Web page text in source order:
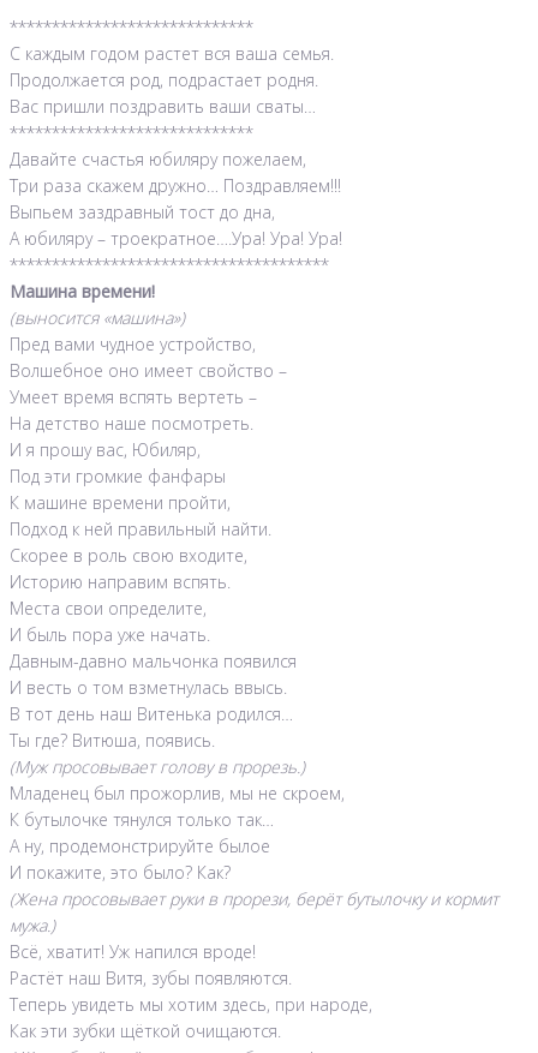
*****************************
С каждым годом растет вся ваша семья.
Продолжается род, подрастает родня.
Вас пришли поздравить ваши сваты…
*****************************
Давайте счастья юбиляру пожелаем,
Три раза скажем дружно… Поздравляем!!!
Выпьем заздравный тост до дна,
А юбиляру – троекратное….Ура! Ура! Ура!
**************************************
Машина времени!
(выносится «машина»)
Пред вами чудное устройство,
Волшебное оно имеет свойство –
Умеет время вспять вертеть –
На детство наше посмотреть.
И я прошу вас, Юбиляр,
Под эти громкие фанфары
К машине времени пройти,
Подход к ней правильный найти.
Скорее в роль свою входите,
Историю направим вспять.
Места свои определите,
И быль пора уже начать.
Давным-давно мальчонка появился
И весть о том взметнулась ввысь.
В тот день наш Витенька родился…
Ты где? Витюша, появись.
(Муж просовывает голову в прорезь.)
Младенец был прожорлив, мы не скроем,
К бутылочке тянулся только так…
А ну, продемонстрируйте былое
И покажите, это было? Как?
(Жена просовывает руки в прорези, берёт бутылочку и кормит
мужа.)
Всё, хватит! Уж напился вроде!
Растёт наш Витя, зубы появляются.
Теперь увидеть мы хотим здесь, при народе,
Как эти зубки щёткой очищаются.